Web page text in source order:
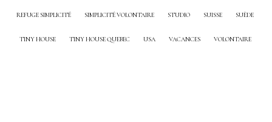
REFUGE SIMPLICITÉ SIMPLICITÉ VOLONTAIRE STUDIO SUISSE SUÈDE
TINY HOUSE TINY HOUSE QUEBEC USA VACANCES VOLONTAIRE